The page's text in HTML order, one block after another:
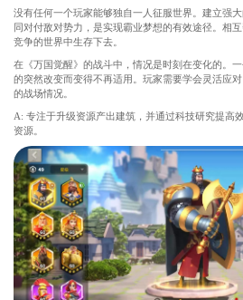
没有任何一个玩家能够独自一人征服世界。建立强
同对付敌对势力，是实现霸业梦想的有效途径。相
竞争的世界中生存下去。
在《万国觉醒》的战斗中，情况是时刻在变化的。
的突然改变而变得不再适用。玩家需要学会灵活应
的战场情况。
A: 专注于升级资源产出建筑，并通过科技研究提高
资源。